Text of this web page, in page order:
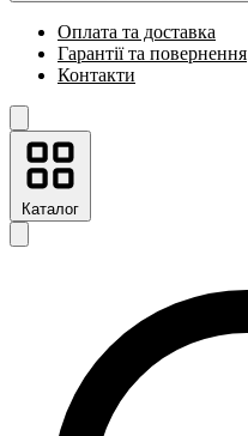
Оплата та доставка
Гарантії та повернення
Контакти
Каталог